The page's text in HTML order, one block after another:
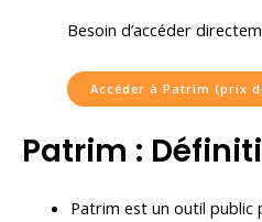
Besoin d’accéder
Accéder à Patrim (prix
Patrim :
Patrim est un outil